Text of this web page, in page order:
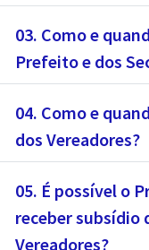
03. Como e
Prefeito e dos
04. Como e
dos Vereadores?
05. É possível o Presidente da Câmara Municipal
receber subsídio diferenciado dos demais
Vereadores?